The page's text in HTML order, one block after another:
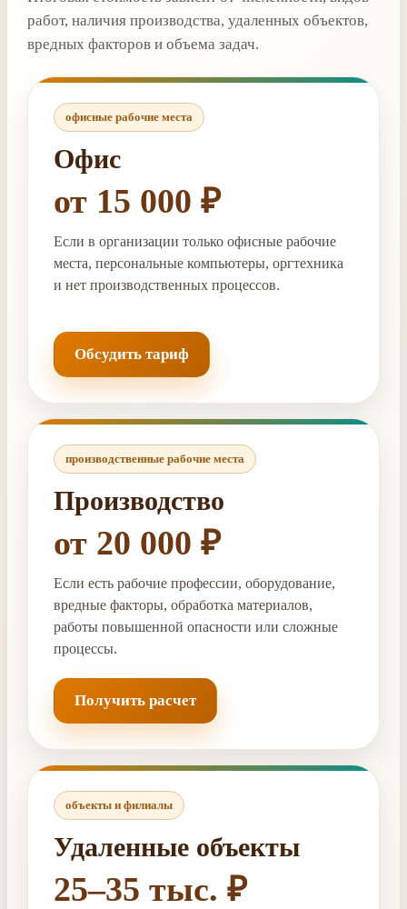
работ, наличия производства, удаленных объектов,
вредных факторов и объема задач.
офисные рабочие места
Офис
от 15 000 ₽
Если в организации только офисные рабочие
места, персональные компьютеры, оргтехника
и нет производственных процессов.
Обсудить тариф
производственные рабочие места
Производство
от 20 000 ₽
Если есть рабочие профессии, оборудование,
вредные факторы, обработка материалов,
работы повышенной опасности или сложные
процессы.
Получить расчет
объекты и филиалы
Удаленные объекты
25–35 тыс. ₽